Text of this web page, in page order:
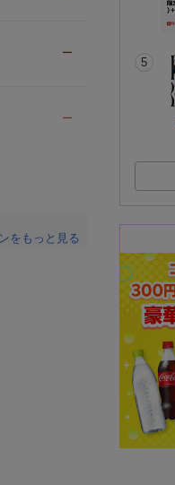
ー
ー
をもっと見る
5